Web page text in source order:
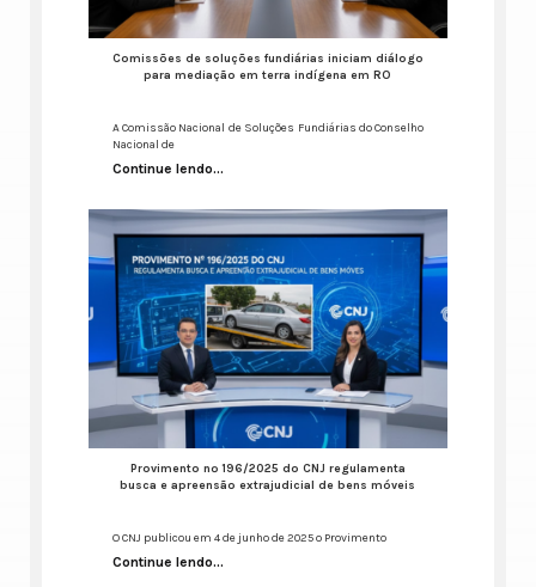
Comissões de soluções fundiárias iniciam diálogo
para mediação em terra indígena em RO
A Comissão Nacional de Soluções Fundiárias do Conselho
Nacional de
Continue lendo...
Provimento nº 196/2025 do CNJ regulamenta
busca e apreensão extrajudicial de bens móveis
O CNJ publicou em 4 de junho de 2025 o Provimento
Continue lendo...